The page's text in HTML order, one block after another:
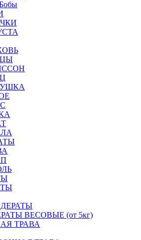
ВЕСОВЫЕ (от 5кг)
ТРАВА